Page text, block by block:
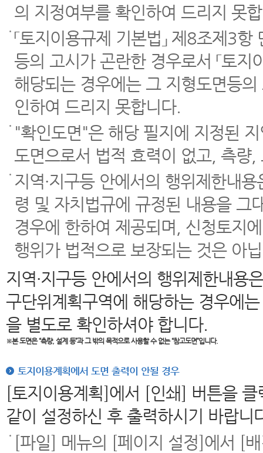
의 지정여부를 확인하여 드리지 못
「토지이용규제 기본법」 제8조제3
등의 고시가 곤란한 경우로서 「토
해당되는 경우에는 그 지형도면등
인하여 드리지 못합니다.
"확인도면"은 해당 필지에 지정된
도면으로서 법적 효력이 없고, 측량
지역·지구등 안에서의 행위제한내
령 및 자치법규에 규정된 내용을 그
경우에 한하여 제공되며, 신청토지
행위가 법적으로 보장되는 것은 아
지역·지구등 안에서의 행위제한내용
구단위계획구역에 해당하는 경우에
을 별도로 확인하셔야 합니다.
※본 도면은“측량, 설계 등”과 그 밖의 목적으로 사용할 수 없는 “참고도면”입니다.
토지이용계획에서 도면 출력이 안될 경우
[토지이용계획]에서 [인쇄] 버튼을
같이 설정하신 후 출력하시기 바랍니
[파일] 메뉴의 [페이지 설정]에서 [